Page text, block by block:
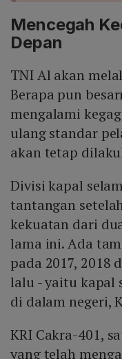
Mencegah
Depan
TNI Al akan
Berapa pun
mengalami
ulang standar
akan tetap
Divisi kapal
tantangan
kekuatan dari
lama ini. Ada
pada 2017, 2018
lalu - yaitu kapal
di dalam negeri,
KRI Cakra-401,
yang telah